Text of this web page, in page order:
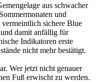
aus schwacher
und
sichere Blue
damit anfällig für
Indikatoren erste
nicht mehr bestätigt.
Wer jetzt nicht genauer
Fuß erwischt zu werden.